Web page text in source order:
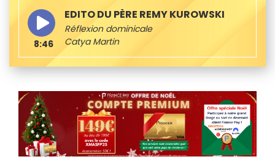
EDITO DU PÈRE REMY KUROWSKI
Réflexion dominicale
Catya Martin
8:46